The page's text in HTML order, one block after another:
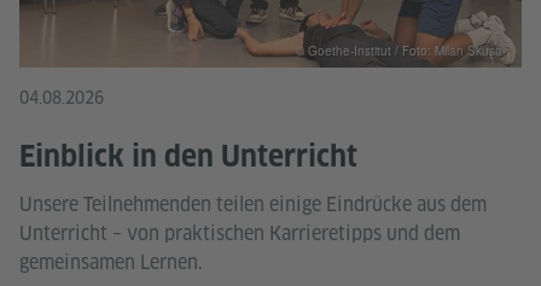
04.08.2026
Einblick in den Unterricht
Unsere Teilnehmenden teilen einige Eindrücke aus dem
Unterricht – von praktischen Karrieretipps und dem
gemeinsamen Lernen.
© Goethe-Institut / Foto: Milan Skusa